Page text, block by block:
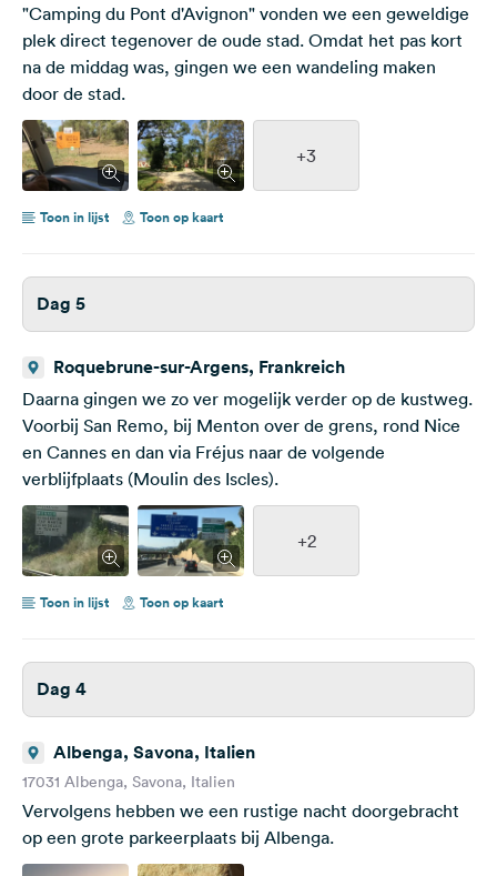
"Camping du Pont d'Avignon" vonden we een geweldige
plek direct tegenover de oude stad. Omdat het pas kort
na de middag was, gingen we een wandeling maken
door de stad.
+3
Toon in lijst Toon op kaart
Dag 5
Roquebrune-sur-Argens, Frankreich
Daarna gingen we zo ver mogelijk verder op de kustweg.
Voorbij San Remo, bij Menton over de grens, rond Nice
en Cannes en dan via Fréjus naar de volgende
verblijfplaats (Moulin des Iscles).
+2
Toon in lijst Toon op kaart
Dag 4
Albenga, Savona, Italien
17031 Albenga, Savona, Italien
Vervolgens hebben we een rustige nacht doorgebracht
op een grote parkeerplaats bij Albenga.